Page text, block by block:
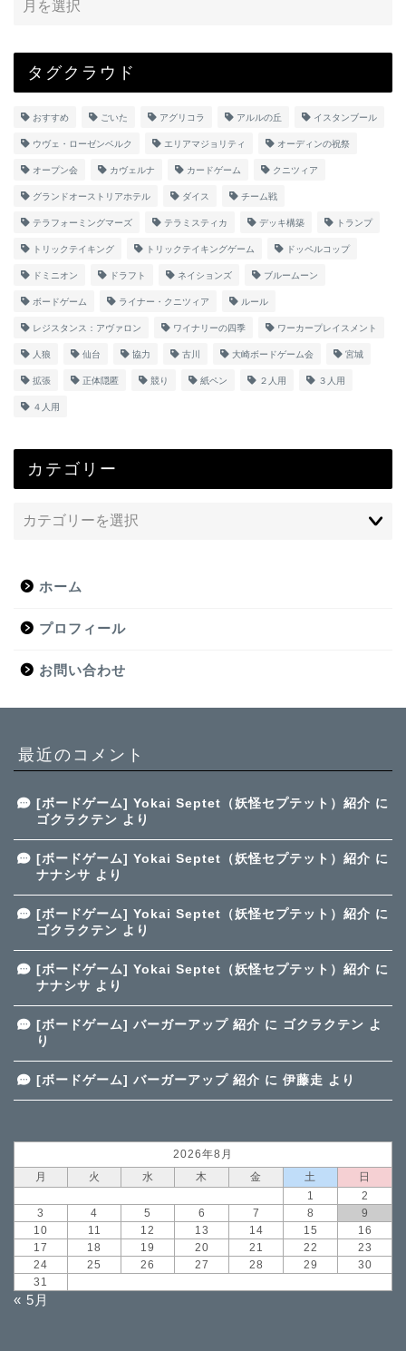
タグクラウド
おすすめ ごいた アグリコラ アルルの丘 イスタンブール
ウヴェ・ローゼンベルク エリアマジョリティ オーディンの祝祭
オープン会 カヴェルナ カードゲーム クニツィア
グランドオーストリアホテル ダイス チーム戦
テラフォーミングマーズ テラミスティカ デッキ構築 トランプ
トリックテイキング トリックテイキングゲーム ドッペルコップ
ドミニオン ドラフト ネイションズ ブルームーン
ボードゲーム ライナー・クニツィア ルール
レジスタンス：アヴァロン ワイナリーの四季 ワーカープレイスメント
人狼 仙台 協力 古川 大崎ボードゲーム会 宮城
拡張 正体隠匿 競り 紙ペン ２人用 ３人用
４人用
カテゴリー
ホーム
プロフィール
お問い合わせ
最近のコメント
[ボードゲーム] Yokai Septet（妖怪セプテット）紹介 に
ゴクラクテン より
[ボードゲーム] Yokai Septet（妖怪セプテット）紹介 に
ナナシサ より
[ボードゲーム] Yokai Septet（妖怪セプテット）紹介 に
ゴクラクテン より
[ボードゲーム] Yokai Septet（妖怪セプテット）紹介 に
ナナシサ より
[ボードゲーム] バーガーアップ 紹介 に ゴクラクテン よ
り
[ボードゲーム] バーガーアップ 紹介 に 伊藤走 より
2026年8月
月
火 水 木 金 土
日
1
2
3
4 5 6 7 8
9
10
11 12 13 14 15
16
17
18 19 20 21 22
23
24
25 26 27 28 29
30
31
« 5月